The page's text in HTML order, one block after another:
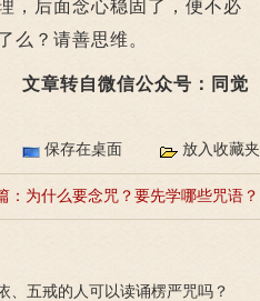
后面念心稳固了，便不必
么？请善思维。
文章转自微信公众号：同觉
保存在桌面 放入收藏夹
： 为什么要念咒？要先学哪些咒语？
、五戒的人可以读诵楞严咒吗？